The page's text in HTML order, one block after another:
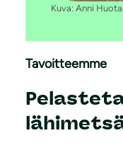
Kuva: Anni
Tavoitteemme